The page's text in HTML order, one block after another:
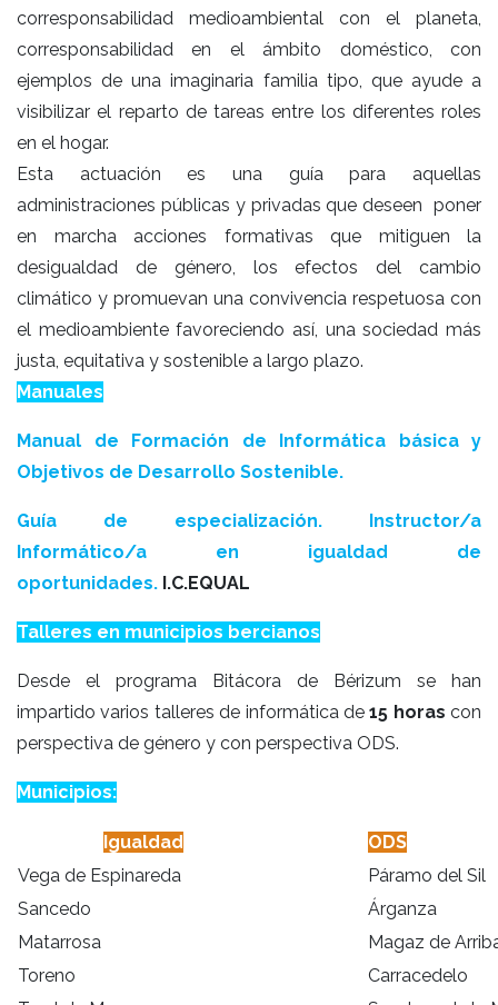
corresponsabilidad medioambiental con el planeta,
corresponsabilidad en el ámbito doméstico, con
ejemplos de una imaginaria familia tipo, que ayude a
visibilizar el reparto de tareas entre los diferentes roles
en el hogar.
Esta actuación es una guía para aquellas
administraciones públicas y privadas que deseen poner
en marcha acciones formativas que mitiguen la
desigualdad de género, los efectos del cambio
climático y promuevan una convivencia respetuosa con
el medioambiente favoreciendo así, una sociedad más
justa, equitativa y sostenible a largo plazo.
Manuales
Manual de Formación de Informática básica y
Objetivos de Desarrollo Sostenible.
Guía de especialización. Instructor/a
Informático/a en igualdad de
oportunidades. I.C.EQUAL
Talleres en municipios bercianos
Desde el programa Bitácora de Bérizum se han
impartido varios talleres de informática de15 horas con
perspectiva de género y con perspectiva ODS.
Municipios:
Igualdad
ODS
Vega de Espinareda
Páramo del Sil
Sancedo
Árganza
Matarrosa
Magaz de
Toreno
Carracedelo